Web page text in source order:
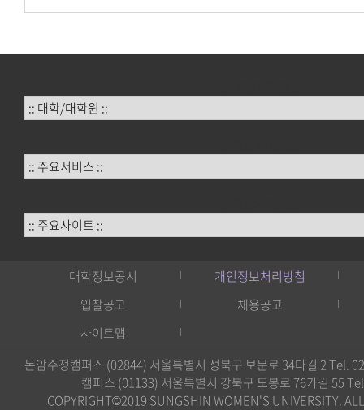
대학정보공시
개인정보처리방침
입찰공고
채용공고
사이트맵
돈암수정캠퍼스 (02844) 서울특별시 성북구 보문로 34다길 2 Tel.
캠퍼스 (01133) 서울특별시 강북구 도봉로 76가길 55
COPYRIGHT©2019 SUNGSHIN WOMEN'S UNIVERSITY.